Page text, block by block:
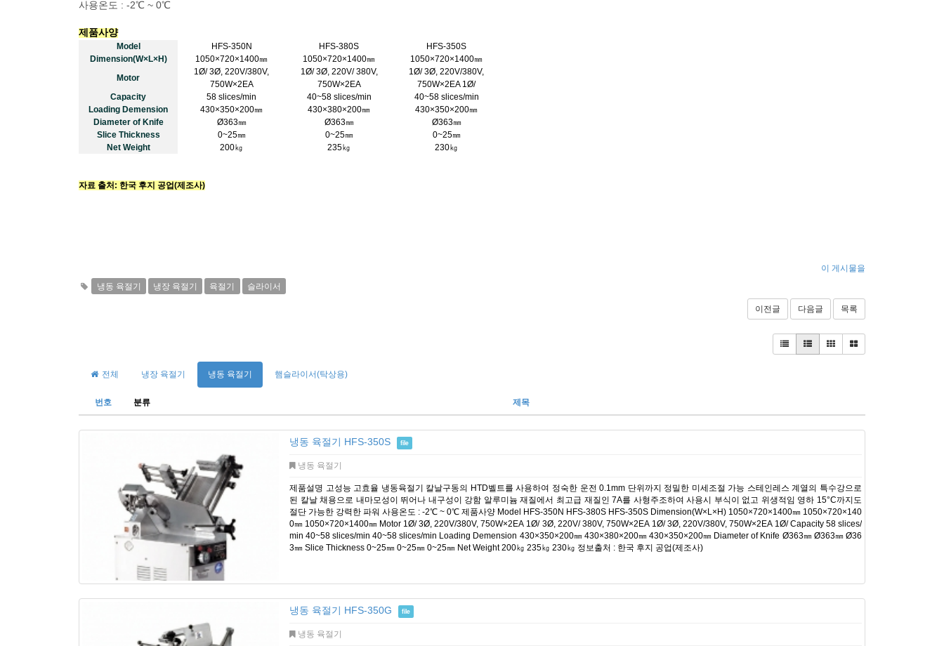
사용온도 : -2℃ ~ 0℃
제품사양
Model HFS-350N HFS-380S
HFS-350S
Dimension(W×L×H)
1050×720×1400㎜ 1050×720×1400㎜
1050×720×1400㎜
Motor
1Ø/ 3Ø, 220V/380V,
750W×2EA
1Ø/ 3Ø, 220V/ 380V,
750W×2EA
1Ø/ 3Ø, 220V/380V,
750W×2EA 1Ø/
Capacity
58 slices/min 40~58 slices/min
40~58 slices/min
Loading Demension
430×350×200㎜ 430×380×200㎜
430×350×200㎜
Diameter of Knife
Ø363㎜ Ø363㎜
Ø363㎜
Slice Thickness
0~25㎜ 0~25㎜
0~25㎜
Net Weight
200㎏ 235㎏ 230㎏
자료 출처: 한국 후지 공업(제조사)
이 게시물을
냉동 육절기 냉장 육절기 육절기 슬라이서
이전글 다음글 목록
전체 냉장 육절기 냉동 육절기 햄슬라이서(탁상용)
번호 분류 제목
냉동 육절기 HFS-350S file
냉동 육절기
제품설명 고성능 고효율 냉동육절기 칼날구동의 HTD벨트를 사용하여 정숙한 운전 0.1mm 단위까지 정밀한 미세조절 가능 스테인레스 계열의 특수강으로
된 칼날 채용으로 내마모성이 뛰어나 내구성이 강함 알루미늄 재질에서 최고급 재질인 7A를 사형주조하여 사용시 부식이 없고 위생적임 영하 15°C까지도
절단 가능한 강력한 파워 사용온도 : -2℃ ~ 0℃ 제품사양 Model HFS-350N HFS-380S HFS-350S Dimension(W×L×H) 1050×720×1400㎜ 1050×720×140
0㎜ 1050×720×1400㎜ Motor 1Ø/ 3Ø, 220V/380V, 750W×2EA 1Ø/ 3Ø, 220V/ 380V, 750W×2EA 1Ø/ 3Ø, 220V/380V, 750W×2EA 1Ø/ Capacity 58 slices/
min 40~58 slices/min 40~58 slices/min Loading Demension 430×350×200㎜ 430×380×200㎜ 430×350×200㎜ Diameter of Knife Ø363㎜ Ø363㎜ Ø36
3㎜ Slice Thickness 0~25㎜ 0~25㎜ 0~25㎜ Net Weight 200㎏ 235㎏ 230㎏ 정보출처 : 한국 후지 공업(제조사)
냉동 육절기 HFS-350G file
냉동 육절기